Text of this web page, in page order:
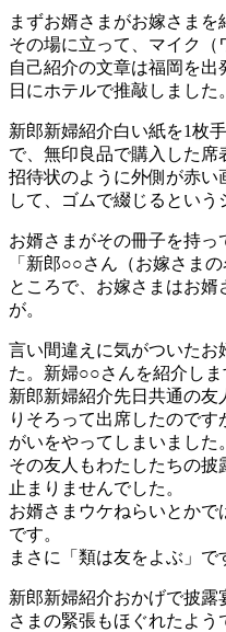
まずお婿さまがお嫁さまを
その場に立って、マイク（
自己紹介の文章は福岡を
日にホテルで推敲しました。
新郎新婦紹介白い紙を1枚
で、無印良品で購入した席
招待状のように外側が赤い
して、ゴムで綴じるという
お婿さまがその冊子を持っ
「新郎○○さん（お嫁さま
ところで、お嫁さまはお
が。
言い間違えに気がついたお
た。新婦○○さんを紹介しま
新郎新婦紹介先日共通の友
りそろって出席したので
がいをやってしまいました。
その友人もわたしたちの
止まりませんでした。
お婿さまウケねらいとかで
です。
まさに「類は友をよぶ」で
新郎新婦紹介おかげで披
さまの緊張もほぐれたよう